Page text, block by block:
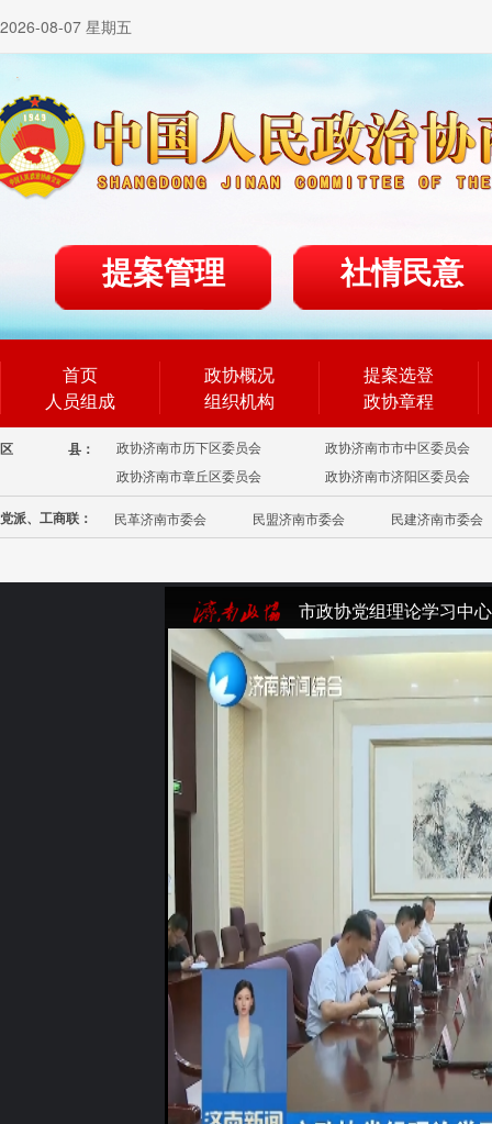
2026-08-07 星期五
提案管理 社情民意
首页
人员组成
政协概况
组织机构
提案选登
政协章程
区 县： 政协济南市历下区委员会
政协济南市市中区委员会
政协济南市章丘区委员会
政协济南市济阳区委员会
党派、工商联： 民革济南市委会 民盟济南市委会 民建济南市委会
市政协党组理论学习中